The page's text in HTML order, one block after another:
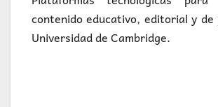
contenido educativo, editorial y de
Universidad de Cambridge.